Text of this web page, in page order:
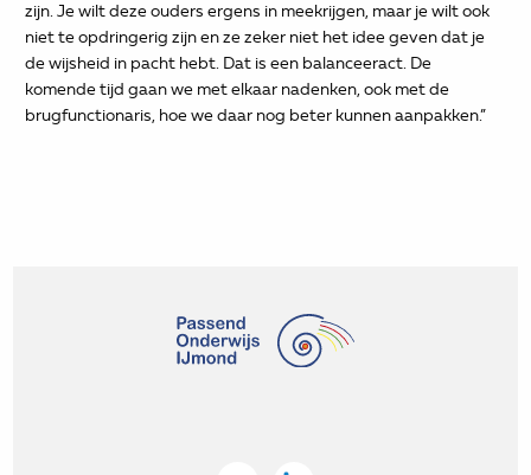
zijn. Je wilt deze ouders ergens in meekrijgen, maar je wilt ook
niet te opdringerig zijn en ze zeker niet het idee geven dat je
de wijsheid in pacht hebt. Dat is een balanceeract. De
komende tijd gaan we met elkaar nadenken, ook met de
brugfunctionaris, hoe we daar nog beter kunnen aanpakken.”